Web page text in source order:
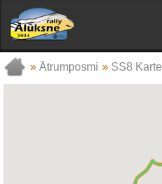
»Ātrumposmi » SS8 Karte